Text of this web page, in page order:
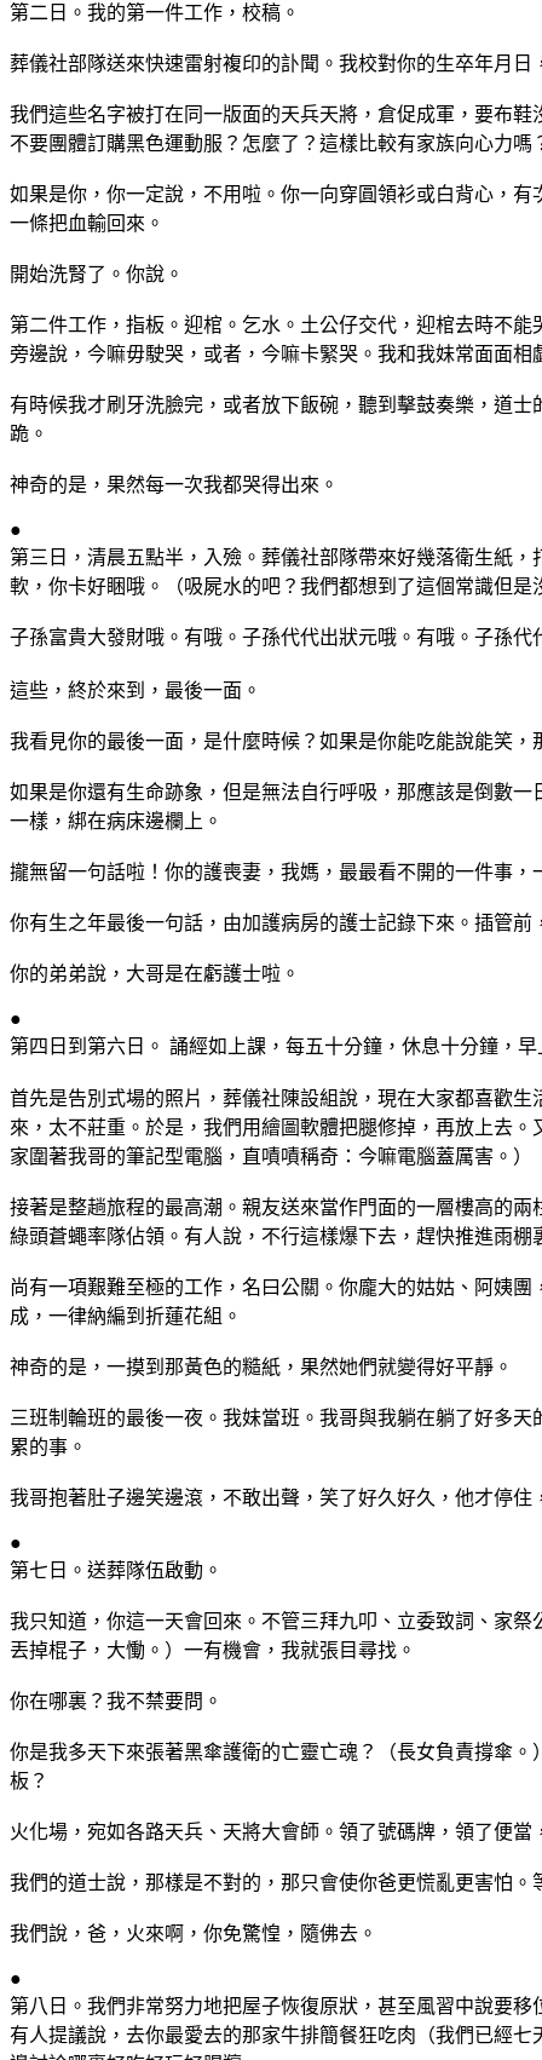
第二日。我的第一件工作，校稿。
葬儀社部隊送來快速雷射複印的訃聞。我校對你的生卒年月日
我們這些名字被打在同一版面的天兵天將，倉促成軍，要布鞋
不要團體訂購黑色運動服？怎麼了？這樣比較有家族向心力嗎
如果是你，你一定說，不用啦。你一向穿圓領衫或白背心，有
一條把血輸回來。
開始洗腎了。你說。
第二件工作，指板。迎棺。乞水。土公仔交代，迎棺去時不能
旁邊說，今嘛毋駛哭，或者，今嘛卡緊哭。我和我妹常面面相
有時候我才刷牙洗臉完，或者放下飯碗，聽到擊鼓奏樂，道士
跪。
神奇的是，果然每一次我都哭得出來。
●
第三日，清晨五點半，入殮。葬儀社部隊帶來好幾落衛生紙，
軟，你卡好睏哦。（吸屍水的吧？我們都想到了這個常識但是
子孫富貴大發財哦。有哦。子孫代代出狀元哦。有哦。子孫代
這些，終於來到，最後一面。
我看見你的最後一面，是什麼時候？如果是你能吃能說能笑，
如果是你還有生命跡象，但是無法自行呼吸，那應該是倒數一
一樣，綁在病床邊欄上。
攏無留一句話啦！你的護喪妻，我媽，最最看不開的一件事，
你有生之年最後一句話，由加護病房的護士記錄下來。插管前
你的弟弟說，大哥是在虧護士啦。
●
第四日到第六日。 誦經如上課，每五十分鐘，休息十分鐘，早
首先是告別式場的照片，葬儀社陳設組說，現在大家都喜歡生
來，太不莊重。於是，我們用繪圖軟體把腿修掉，再放上去。
家圍著我哥的筆記型電腦，直嘖嘖稱奇：今嘛電腦蓋厲害。）
接著是整趟旅程的最高潮。親友送來當作門面的一層樓高的兩
綠頭蒼蠅率隊佔領。有人說，不行這樣爆下去，趕快推進雨棚
尚有一項艱難至極的工作，名曰公關。你龐大的姑姑、阿姨團
成，一律納編到折蓮花組。
神奇的是，一摸到那黃色的糙紙，果然她們就變得好平靜。
三班制輪班的最後一夜。我妹當班。我哥與我躺在躺了好多天
累的事。
我哥抱著肚子邊笑邊滾，不敢出聲，笑了好久好久，他才停住
●
第七日。送葬隊伍啟動。
我只知道，你這一天會回來。不管三拜九叩、立委致詞、家祭
丟掉棍子，大慟。）一有機會，我就張目尋找。
你在哪裏？我不禁要問。
你是我多天下來張著黑傘護衛的亡靈亡魂？（長女負責撐傘。
板？
火化場，宛如各路天兵、天將大會師。領了號碼牌，領了便當
我們的道士說，那樣是不對的，那只會使你爸更慌亂更害怕。
我們說，爸，火來啊，你免驚惶，隨佛去。
●
第八日。我們非常努力地把屋子恢復原狀，甚至風習中說要移
有人提議說，去你最愛去的那家牛排簡餐狂吃肉（我們已經七